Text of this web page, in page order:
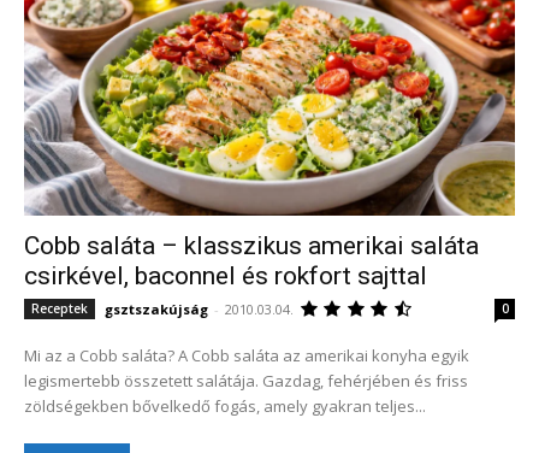
Cobb saláta – klasszikus amerikai saláta
csirkével, baconnel és rokfort sajttal
Receptek gsztszakújság - 2010.03.04. 0
Mi az a Cobb saláta? A Cobb saláta az amerikai konyha egyik
legismertebb összetett salátája. Gazdag, fehérjében és friss
zöldségekben bővelkedő fogás, amely gyakran teljes...